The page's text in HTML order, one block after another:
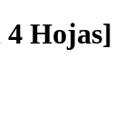
Hojas]